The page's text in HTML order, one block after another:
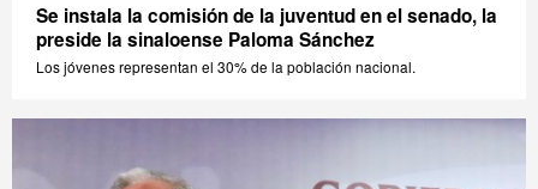
Se instala la comisión de la juventud en el senado, la
preside la sinaloense Paloma Sánchez
Los jóvenes representan el 30% de la población nacional.